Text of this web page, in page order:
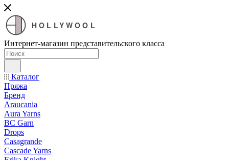
HOLLYWOOL
Интернет-магазин представительского класса
Каталог
Пряжа
Бренд
Araucania
Aura Yarns
BC Garn
Drops
Casagrande
Cascade Yarns